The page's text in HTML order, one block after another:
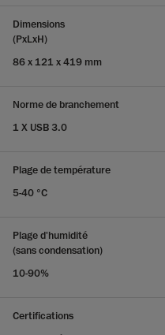
Dimensions
(PxLxH)
86 x 121 x 419 mm
Norme de branchement
1 X USB 3.0
Plage de température
5-40 °C
Plage d'humidité
(sans condensation)
10-90%
Certifications